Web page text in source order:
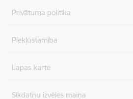
Privātuma politika
Piekļūstamība
Lapas karte
Sīkdatņu izvēles maiņa